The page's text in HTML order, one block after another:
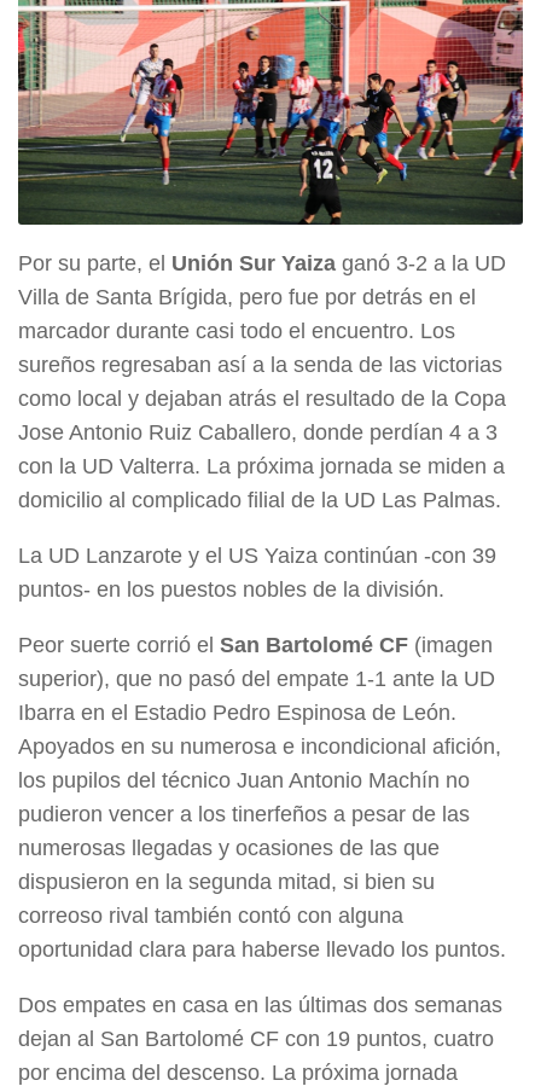
Por su parte, el Unión Sur Yaiza ganó 3-2 a la UD
Villa de Santa Brígida, pero fue por detrás en el
marcador durante casi todo el encuentro. Los
sureños regresaban así a la senda de las victorias
como local y dejaban atrás el resultado de la Copa
Jose Antonio Ruiz Caballero, donde perdían 4 a 3
con la UD Valterra. La próxima jornada se miden a
domicilio al complicado filial de la UD Las Palmas.
La UD Lanzarote y el US Yaiza continúan -con 39
puntos- en los puestos nobles de la división.
Peor suerte corrió el San Bartolomé CF (imagen
superior), que no pasó del empate 1-1 ante la UD
Ibarra en el Estadio Pedro Espinosa de León.
Apoyados en su numerosa e incondicional afición,
los pupilos del técnico Juan Antonio Machín no
pudieron vencer a los tinerfeños a pesar de las
numerosas llegadas y ocasiones de las que
dispusieron en la segunda mitad, si bien su
correoso rival también contó con alguna
oportunidad clara para haberse llevado los puntos.
Dos empates en casa en las últimas dos semanas
dejan al San Bartolomé CF con 19 puntos, cuatro
por encima del descenso. La próxima jornada